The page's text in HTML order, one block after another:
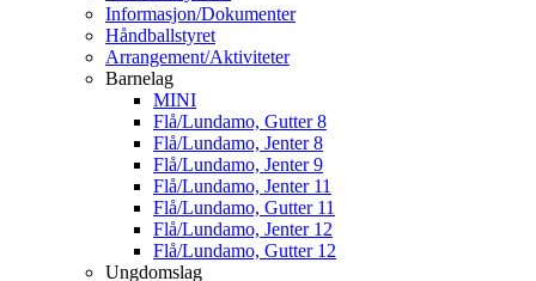
Informasjon/Dokumenter
Håndballstyret
Arrangement/Aktiviteter
Barnelag
MINI
Flå/Lundamo, Gutter 8
Flå/Lundamo, Jenter 8
Flå/Lundamo, Jenter 9
Flå/Lundamo, Jenter 11
Flå/Lundamo, Gutter 11
Flå/Lundamo, Jenter 12
Flå/Lundamo, Gutter 12
Ungdomslag